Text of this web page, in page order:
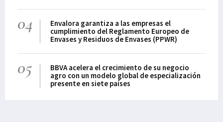
04
Envalora garantiza a las empresas el
cumplimiento del Reglamento Europeo de
Envases y Residuos de Envases (PPWR)
05
BBVA acelera el crecimiento de su negocio
agro con un modelo global de especialización
presente en siete países